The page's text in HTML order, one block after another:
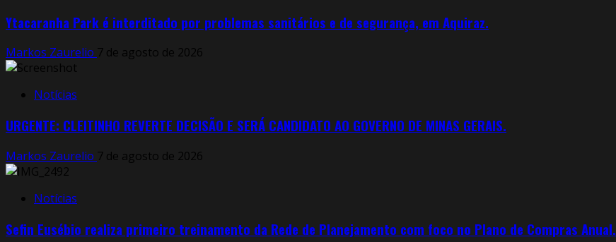
Ytacaranha Park é interditado por problemas sanitários e de segurança, em Aquiraz.
Markos Zaurelio 7 de agosto de 2026
Notícias
URGENTE: CLEITINHO REVERTE DECISÃO E SERÁ CANDIDATO AO GOVERNO DE MINAS GERAIS.
Markos Zaurelio 7 de agosto de 2026
Notícias
Sefin Eusébio realiza primeiro treinamento da Rede de Planejamento com foco no Plano de Compras Anual.